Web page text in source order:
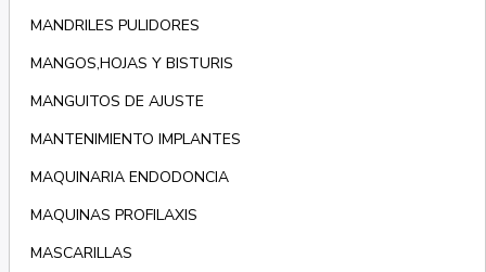
MANDRILES PULIDORES
MANGOS,HOJAS Y BISTURIS
MANGUITOS DE AJUSTE
MANTENIMIENTO IMPLANTES
MAQUINARIA ENDODONCIA
MAQUINAS PROFILAXIS
MASCARILLAS